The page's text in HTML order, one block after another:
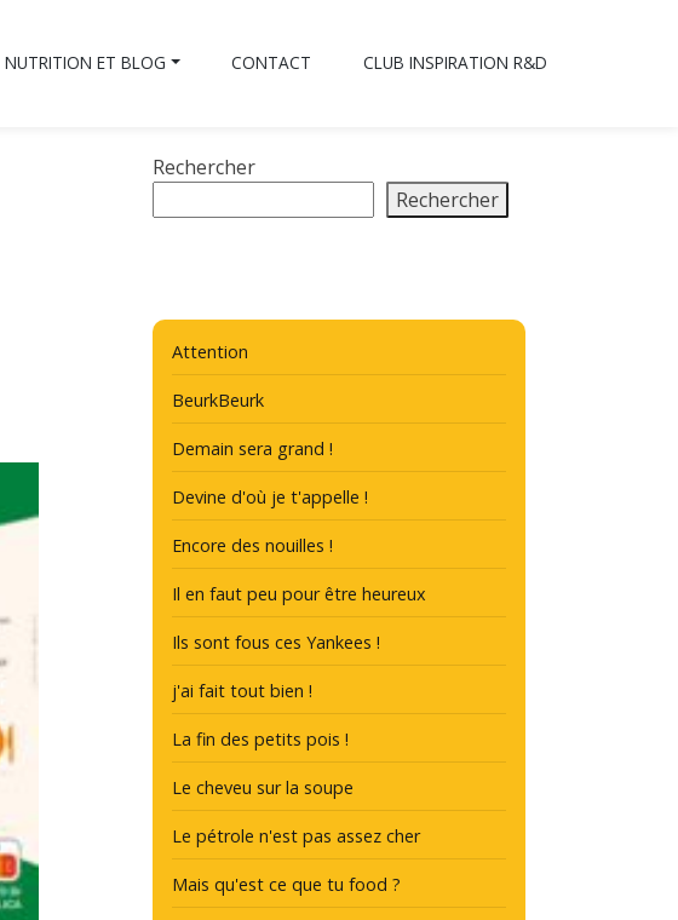
ET BLOG CONTACT CLUB INSPIRATION R&D
Rechercher
Rechercher
Attention
BeurkBeurk
Demain sera grand !
Devine d'où je t'appelle !
Encore des nouilles !
Il en faut peu pour être heureux
Ils sont fous ces Yankees !
j'ai fait tout bien !
La fin des petits pois !
Le cheveu sur la soupe
Le pétrole n'est pas assez cher
Mais qu'est ce que tu food ?